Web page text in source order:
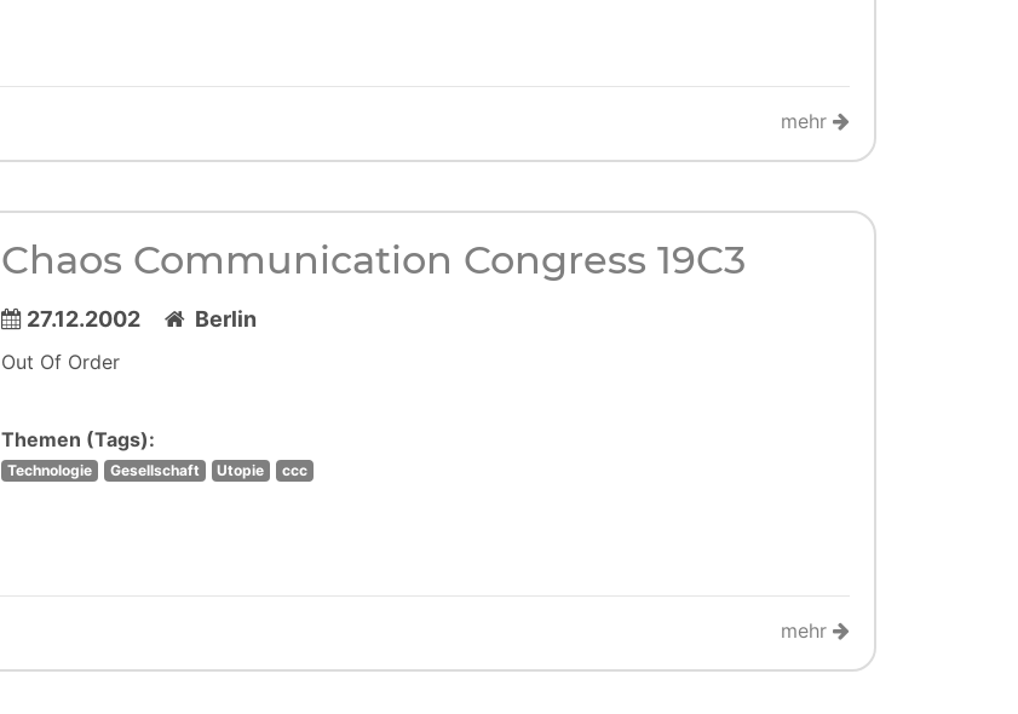
mehr
Chaos Communication Congress 19C3
27.12.2002 Berlin
Out Of Order
Themen (Tags):
Technologie Gesellschaft Utopie ccc
mehr